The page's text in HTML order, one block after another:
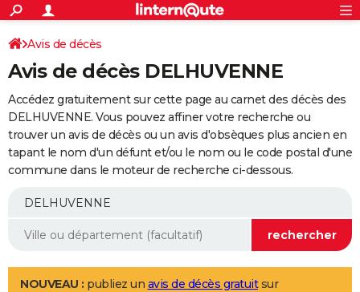
ACTUALITÉS
Politique
Société
Faits Divers
Education
Monde
Villes
+
SPORT
Coupe du monde 2026
Football
Tennis
Cyclisme
Rugby
Forum
Programme TV
TNT
Streaming
Cinéma
Sorties cinéma
Musique
+
FINANCE
Retraite
Epargne
Immobilier
Risques naturels par ville
Assurance
AUTO
Essais
Réserver un essai
Citadines
Berlines
SUV
Forum auto
+
Mobiles
Meilleur smartphone
Internet
Ordinateurs
Jeux vidéo
Guide high-tech
Aménagement intérieur
LIFESTYLE
Avis de décès
Avis de décès DELHUVENNE
Accédez gratuitement sur cette page au carnet des décès des
DELHUVENNE. Vous pouvez affiner votre recherche ou
trouver un avis de décès ou un avis d'obsèques plus ancien en
tapant le nom d'un défunt et/ou le nom ou le code postal d'une
commune dans le moteur de recherche ci-dessous.
NOUVEAU : publiez un avis de décès gratuitsur